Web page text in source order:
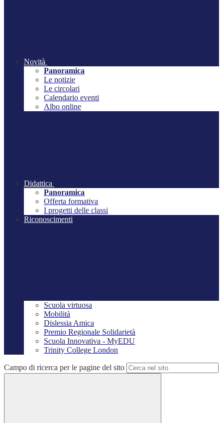
Novità
Panoramica
Le notizie
Le circolari
Calendario eventi
Albo online
Didattica
Panoramica
Offerta formativa
I progetti delle classi
Riconoscimenti
Scuola virtuosa
Mobilità
Dislessia Amica
Premio Regionale Solidarietà
Scuola Innovativa - MyEDU
Trinity College London
Campo di ricerca per le pagine del sito